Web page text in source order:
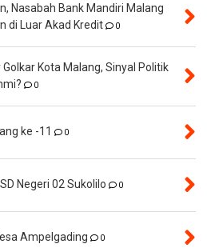
Nasabah Bank Mandiri Malang
di Luar Akad Kredit
0
Kota Malang, Sinyal Politik
0
ke -11 0
Negeri 02 Sukolilo 0
Ampelgading 0